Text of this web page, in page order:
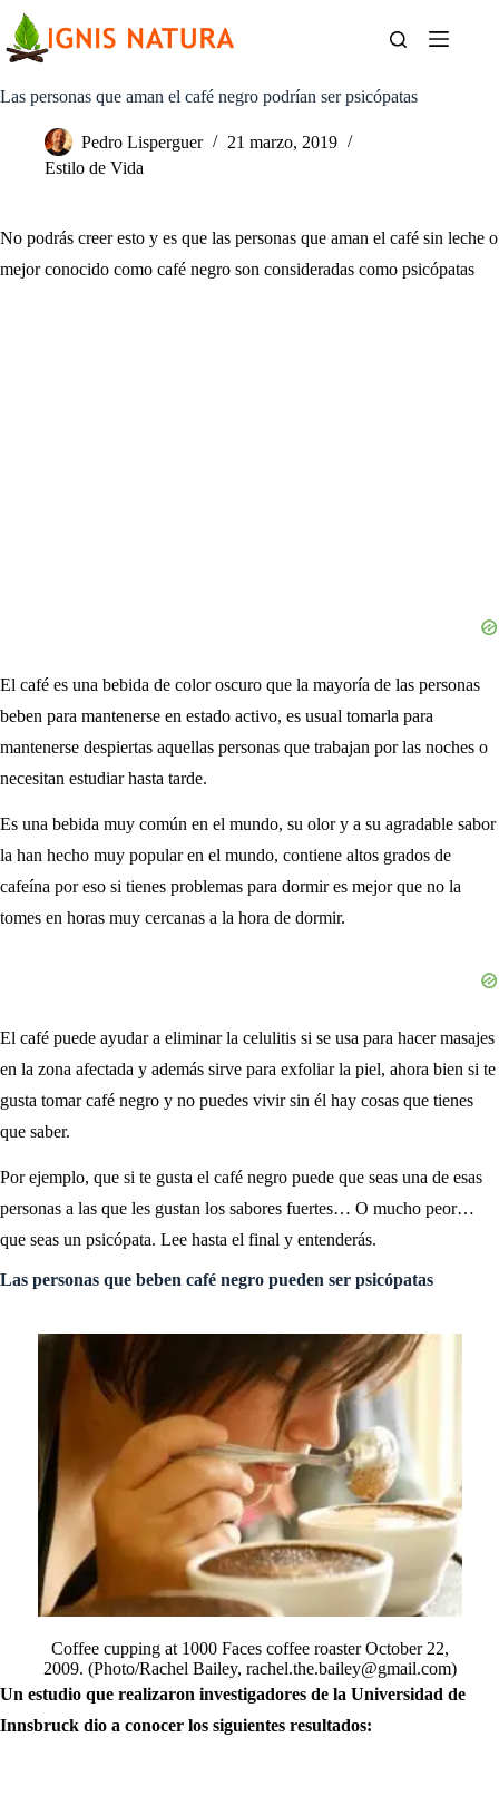
contenido
Las personas que aman el café negro podrían ser psicópatas
Pedro Lisperguer
21 marzo, 2019
Estilo de Vida
No podrás creer esto y es que las personas que aman el café sin leche o
mejor conocido como café negro son consideradas como psicópatas
El café es una bebida de color oscuro que la mayoría de las personas
beben para mantenerse en estado activo, es usual tomarla para
mantenerse despiertas aquellas personas que trabajan por las noches o
necesitan estudiar hasta tarde.
Es una bebida muy común en el mundo, su olor y a su agradable sabor
la han hecho muy popular en el mundo, contiene altos grados de
cafeína por eso si tienes problemas para dormir es mejor que no la
tomes en horas muy cercanas a la hora de dormir.
El café puede ayudar a eliminar la celulitis si se usa para hacer masajes
en la zona afectada y además sirve para exfoliar la piel, ahora bien si te
gusta tomar café negro y no puedes vivir sin él hay cosas que tienes
que saber.
Por ejemplo, que si te gusta el café negro puede que seas una de esas
personas a las que les gustan los sabores fuertes… O mucho peor…
que seas un psicópata. Lee hasta el final y entenderás.
Las personas que beben café negro pueden ser psicópatas
Coffee cupping at 1000 Faces coffee roaster October 22,
2009. (Photo/Rachel Bailey, rachel.the.bailey@gmail.com)
Un estudio que realizaron investigadores de la Universidad de
Innsbruck dio a conocer los siguientes resultados: